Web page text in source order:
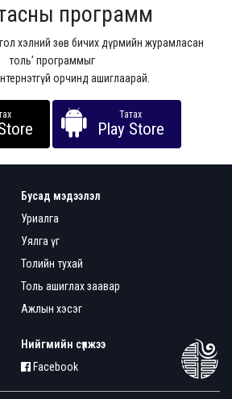
программ
хэлний зөв бичих дүрмийн журамласан
толь’ программыг
орчинд ашиглаарай.
Татах
Play Store
Бусад мэдээлэл
Уриалга
Уялга үг
Толийн тухай
Толь ашиглах заавар
Ажлын хэсэг
Нийгмийн сүлжээ
Facebook